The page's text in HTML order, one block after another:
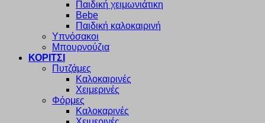
Παιδική χειμωνιάτικη
Bebe
Παιδική καλοκαιρινή
Υπνόσακοι
Μπουρνούζια
ΚΟΡΙΤΣΙ
Πυτζάμες
Καλοκαιρινές
Χειμερινές
Φόρμες
Καλοκαρινές